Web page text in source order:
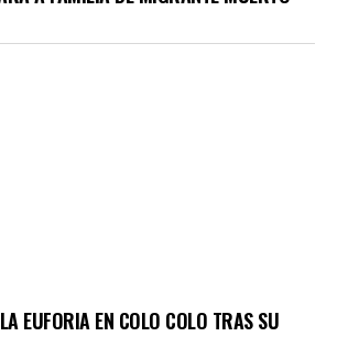
EUFORIA EN COLO COLO TRAS SU